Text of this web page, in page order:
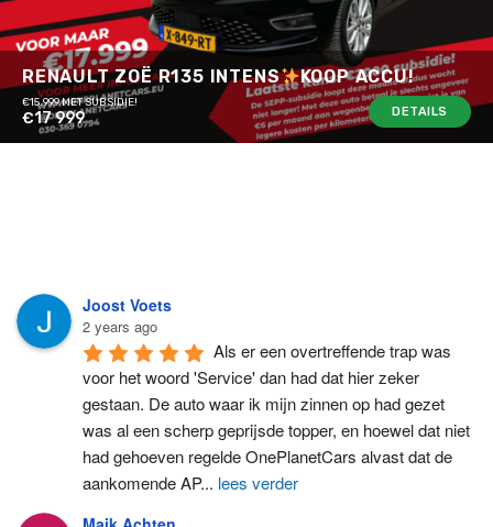
RENAULT ZOË R135 INTENS KOOP ACCU!
€15.999 MET SUBSIDIE!
€17 999 DETAILS
Joost Voets
2 years ago
Als er een overtreffende trap was
voor het woord 'Service' dan had dat hier zeker
gestaan. De auto waar ik mijn zinnen op had gezet
was al een scherp geprijsde topper, en hoewel dat niet
had gehoeven regelde OnePlanetCars alvast dat de
aankomende AP... lees verder